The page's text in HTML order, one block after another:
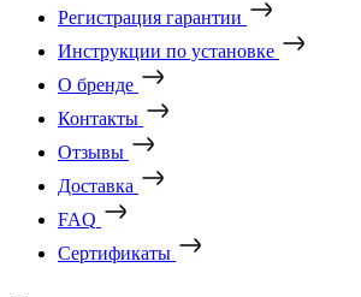
Регистрация гарантии
Инструкции по установке
О бренде
Контакты
Отзывы
Доставка
FAQ
Сертификаты